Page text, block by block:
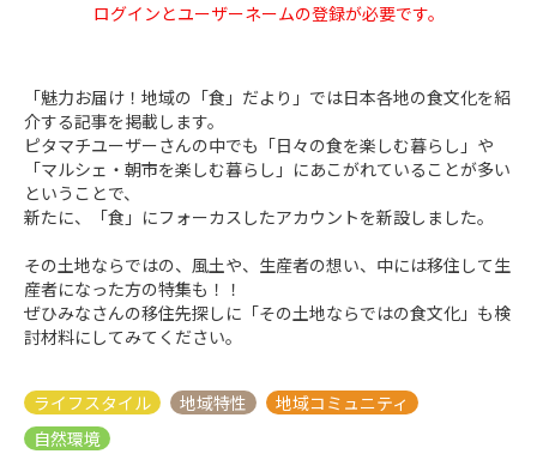
ログインとユーザーネームの登録が必要です。
「魅力お届け！地域の「食」だより」では日本各地の食文化を紹
介する記事を掲載します。
ピタマチユーザーさんの中でも「日々の食を楽しむ暮らし」や
「マルシェ・朝市を楽しむ暮らし」にあこがれていることが多い
ということで、
新たに、「食」にフォーカスしたアカウントを新設しました。
その土地ならではの、風土や、生産者の想い、中には移住して生
産者になった方の特集も！！
ぜひみなさんの移住先探しに「その土地ならではの食文化」も検
討材料にしてみてください。